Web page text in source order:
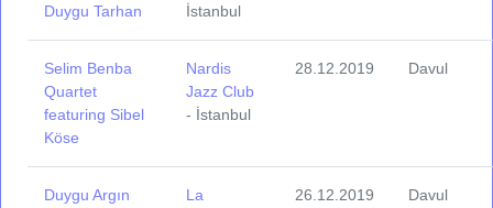
Duygu Tarhan
İstanbul
Selim Benba
Quartet
featuring Sibel
Köse
Nardis
Jazz Club
- İstanbul
28.12.2019 Davul
Duygu Argın
La
26.12.2019 Davul